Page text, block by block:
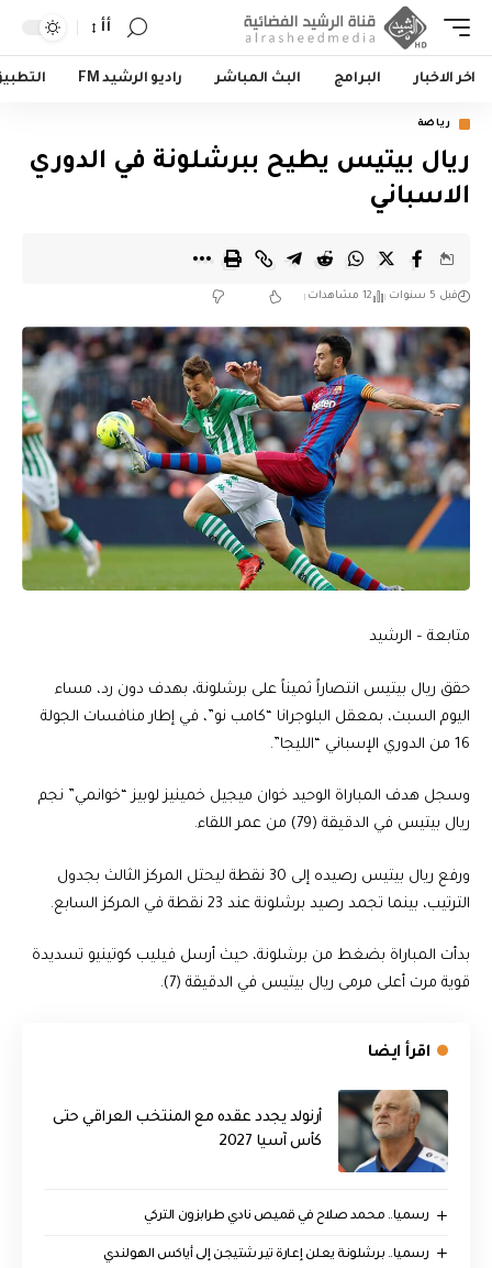
أأ
اخر الاخبار البرامج البث المباشر راديو الرشيد FM
رياضة
ريال بيتيس يطيح ببرشلونة في الدوري
الاسباني
قبل 5 سنوات 12 مشاهدات
متابعة – الرشيد
حقق ريال بيتيس انتصاراً ثميناً على برشلونة، بهدف دون رد، مساء
اليوم السبت، بمعقل البلوجرانا “كامب نو”، في إطار منافسات الجولة
16 من الدوري الإسباني “الليجا”.
وسجل هدف المباراة الوحيد خوان ميجيل خمينيز لوبيز “خوانمي” نجم
ريال بيتيس في الدقيقة (79) من عمر اللقاء.
ورفع ريال بيتيس رصيده إلى 30 نقطة ليحتل المركز الثالث بجدول
الترتيب، بينما تجمد رصيد برشلونة عند 23 نقطة في المركز السابع.
بدأت المباراة بضغط من برشلونة، حيث أرسل فيليب كوتينيو تسديدة
قوية مرت أعلى مرمى ريال بيتيس في الدقيقة (7).
اقرأ ايضا
أرنولد يجدد عقده مع المنتخب العراقي حتى
كأس آسيا 2027
رسميا.. محمد صلاح في قميص نادي طرابزون التركي
رسميا.. برشلونة يعلن إعارة تير شتيجن إلى أياكس الهولندي